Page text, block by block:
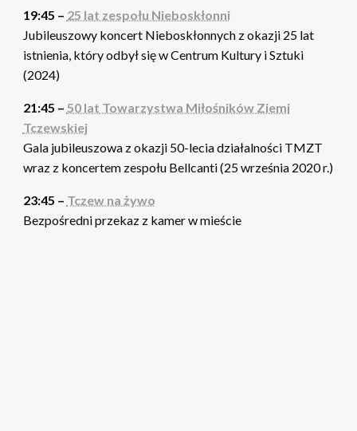
19:45 – 25 lat zespołu Nieboskłonni
Jubileuszowy koncert Nieboskłonnych z okazji 25 lat
istnienia, który odbył się w Centrum Kultury i Sztuki
(2024)
21:45 – 50 lat Towarzystwa Miłośników Ziemi
Tczewskiej
Gala jubileuszowa z okazji 50-lecia działalności TMZT
wraz z koncertem zespołu Bellcanti (25 września 2020 r.)
23:45 – Tczew na żywo
Bezpośredni przekaz z kamer w mieście